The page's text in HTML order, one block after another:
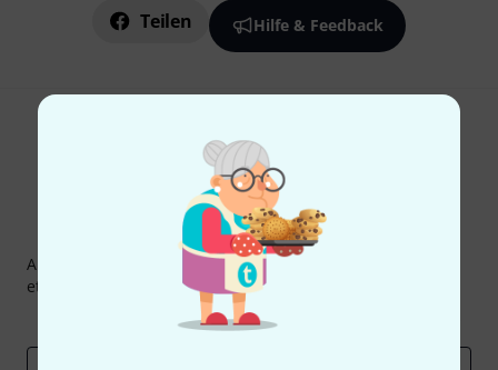
Teilen Hilfe & Feedback
Thomann Newsletter
Abonniere den Thomann Newsletter und gewinne mit
etwas Glück einen von50 Gutscheinen
Inspirierende Beiträge
Deals